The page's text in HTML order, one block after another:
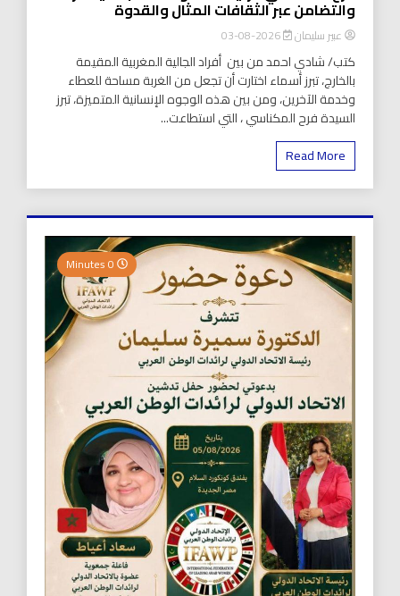
والتضامن عبر الثقافات المثال والقدوة
عبير سليمان 2026-08-03
كتب/ شادي احمد من بين أفراد الجالية المغربية المقيمة
بالخارج، تبرز أسماء اختارت أن تجعل من الغربة مساحة للعطاء
وخدمة الآخرين، ومن بين هذه الوجوه الإنسانية المتميزة، تبرز
السيدة فرح المكناسي ، التي استطاعت...
Read More